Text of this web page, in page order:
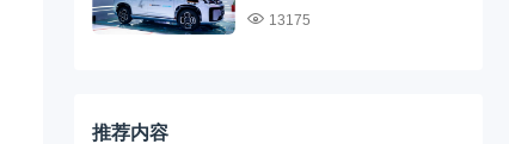
13175
推荐内容